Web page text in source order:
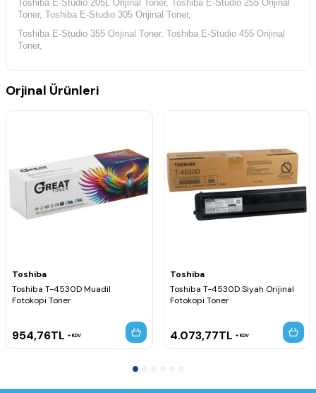
Toshiba E-Studio 205L Orijinal Toner, Toshiba E-Studio 255 Orijinal
Toner, Toshiba E-Studio 305 Orijinal Toner,
Toshiba E-Studio 355 Orijinal Toner, Toshiba E-Studio 455 Orijinal
Toner,
Orjinal Ürünleri
Toshiba
Toshiba T-4530D Muadil
Fotokopi Toner
954,76TL KDV
Toshiba
Toshiba T-4530D Siyah Orijinal
Fotokopi Toner
4.073,77TL KDV